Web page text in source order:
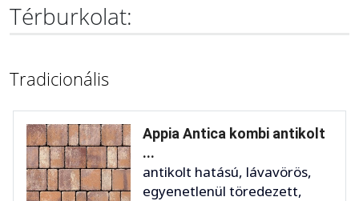
Térburkolat:
Tradicionális
Appia Antica kombi antikolt
...
antikolt hatású, lávavörös,
egyenetlenül töredezett,